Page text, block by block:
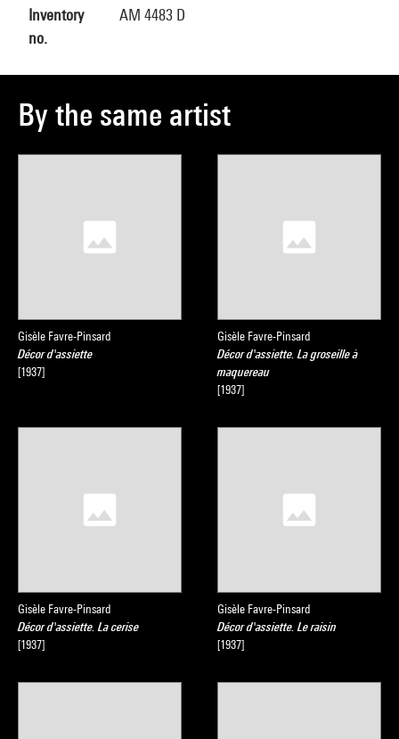
Inventory
no.
AM 4483 D
By the same artist
Gisèle Favre-Pinsard
Décor d'assiette
[1937]
Gisèle Favre-Pinsard
Décor d'assiette. La groseille à
maquereau
[1937]
Gisèle Favre-Pinsard
Décor d'assiette. La cerise
[1937]
Gisèle Favre-Pinsard
Décor d'assiette. Le raisin
[1937]